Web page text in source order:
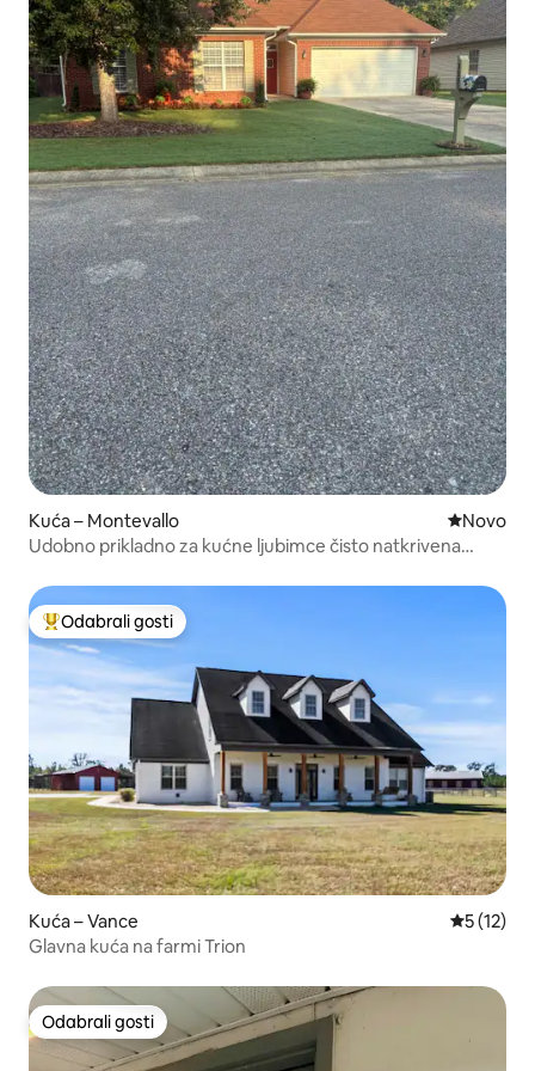
Kuća – Montevallo Novi
Novo
Udobno prikladno za kućne ljubimce čisto natkrivena
Među najviše rangiranima s oznakom „Odabrali gosti”
Odabrali gosti
Kuća – Vance Prosječna
5 (12)
Glavna kuća na farmi Trion
Odabrali gosti
Odabrali gosti